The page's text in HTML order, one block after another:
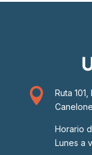

Ruta
Horario
Lunes a